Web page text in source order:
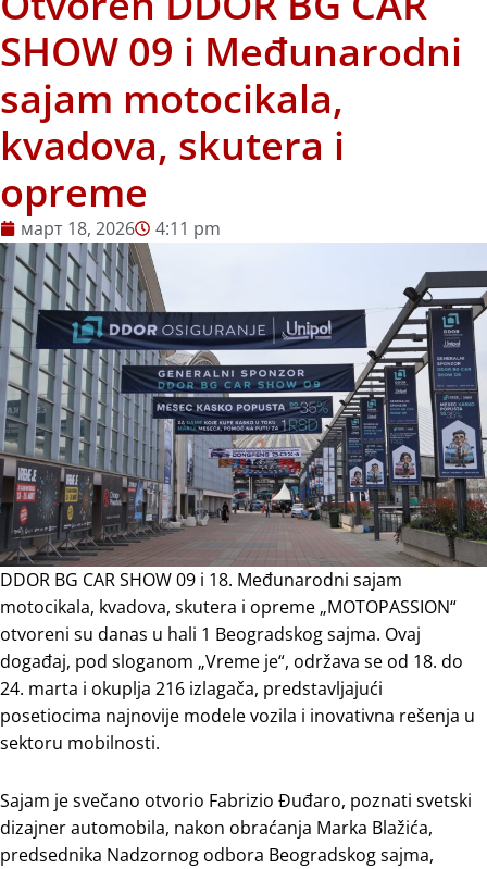
SHOW 09 i Međunarodni
sajam motocikala,
kvadova, skutera i
opreme
март 18, 2026 4:11 pm
DDOR BG CAR SHOW 09 i 18. Međunarodni sajam
motocikala, kvadova, skutera i opreme „MOTOPASSION“
otvoreni su danas u hali 1 Beogradskog sajma. Ovaj
događaj, pod sloganom „Vreme je“, održava se od 18. do
24. marta i okuplja 216 izlagača, predstavljajući
posetiocima najnovije modele vozila i inovativna rešenja u
sektoru mobilnosti.
Sajam je svečano otvorio Fabrizio Đuđaro, poznati svetski
dizajner automobila, nakon obraćanja Marka Blažića,
predsednika Nadzornog odbora Beogradskog sajma,